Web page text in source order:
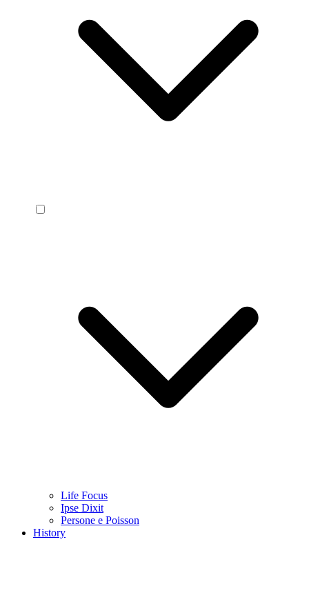
Life Focus
Ipse Dixit
Persone e Poisson
History